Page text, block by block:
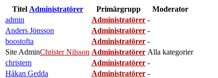
Titel Administratörer Primärgrupp
Moderator
admin
Administratörer -
Anders Jönsson
Administratörer -
boostofta
Administratörer -
Site AdminChrister Nilsson Administratörer Alla kategorier
christern
Administratörer -
Håkan Gedda
Administratörer -